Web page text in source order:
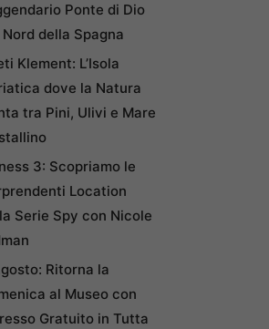
Ponte di Dio
Nord della Spagna
Klement: L’Isola
dove la Natura
tra Pini, Ulivi e Mare
3: Scopriamo le
Location
Serie Spy con Nicole
Ritorna la
al Museo con
Gratuito in Tutta